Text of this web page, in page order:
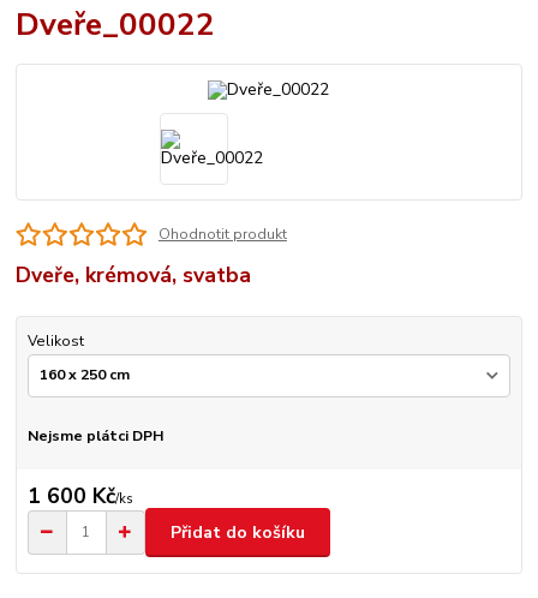
Dveře_00022
Ohodnotit produkt
Dveře, krémová, svatba
Velikost
Nejsme plátci DPH
1 600 Kč/ks
Přidat do košíku